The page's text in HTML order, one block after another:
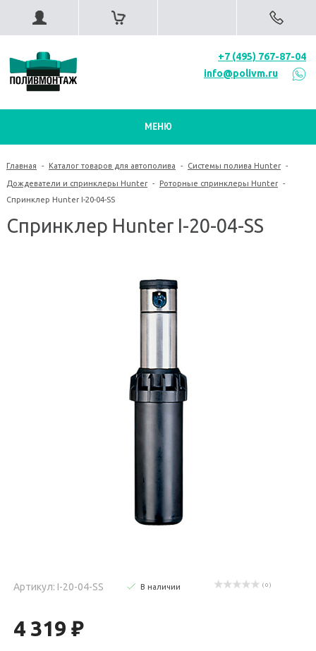
+7 (495) 767-87-04
info@polivm.ru
МЕНЮ
Главная - Каталог товаров для автополива - Системы полива Hunter -
Дождеватели и спринклеры Hunter - Роторные спринклеры Hunter -
Спринклер Hunter I-20-04-SS
Спринклер Hunter I-20-04-SS
Артикул: I-20-04-SS В наличии ( 0 )
4 319 ₽